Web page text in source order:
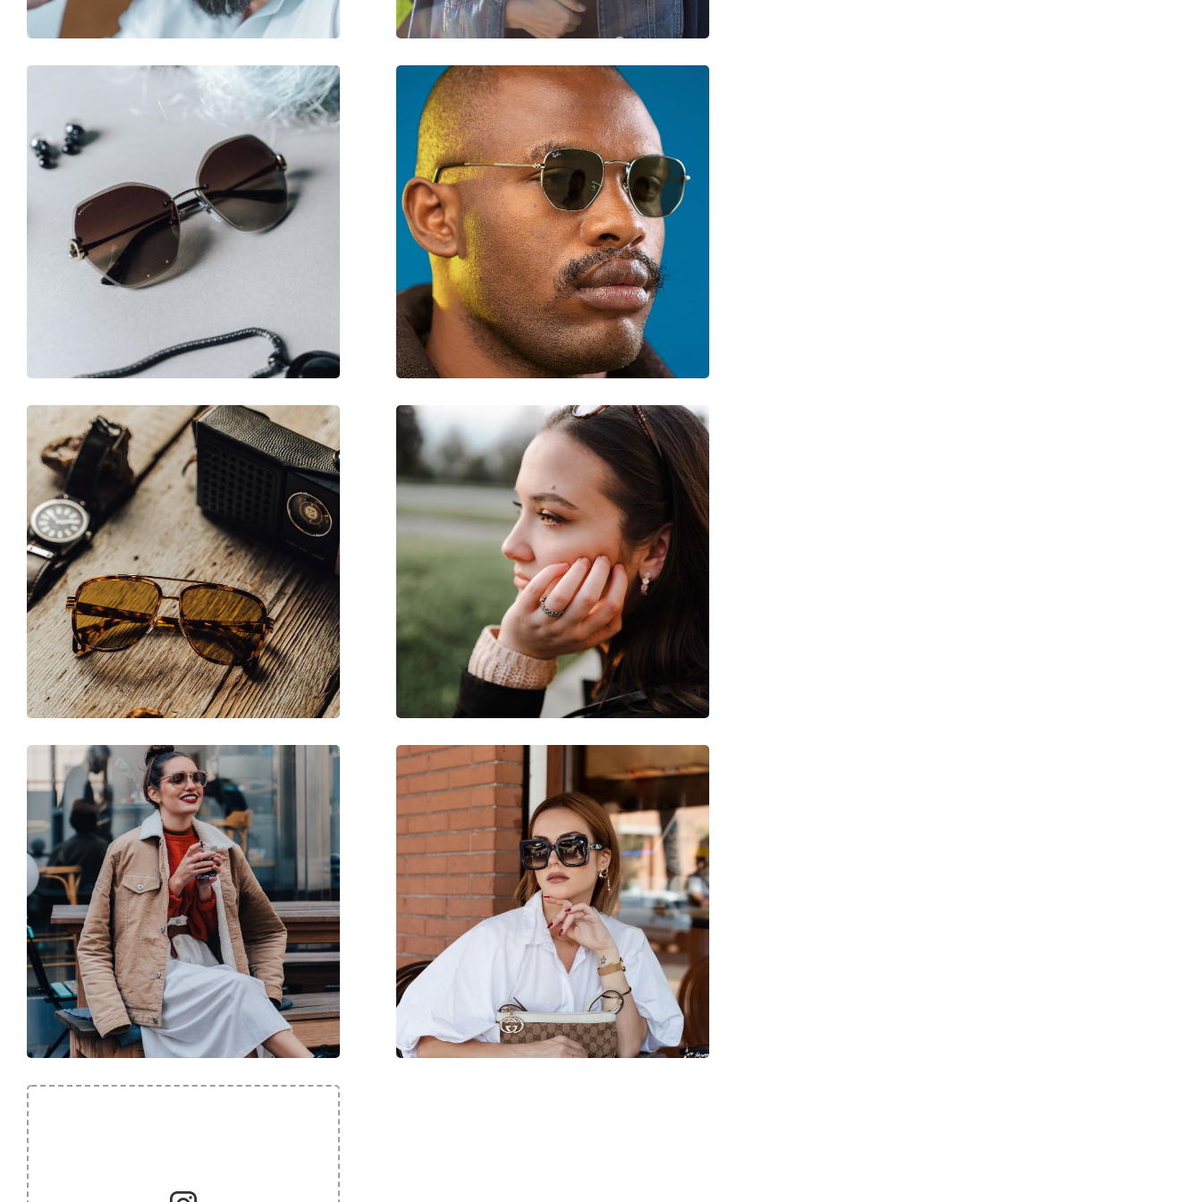
Аксесоари
Кутия:
Да
Кърпичка за почистване:
Да
Пол:
Дамски
Категория:
Слънчеви очила
Tom Ford
Предназначение:
Мода